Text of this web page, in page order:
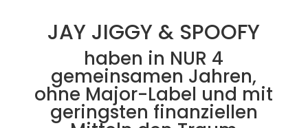
JAY JIGGY & SPOOFY
haben in NUR 4
gemeinsamen Jahren,
ohne Major-Label und mit
geringsten finanziellen